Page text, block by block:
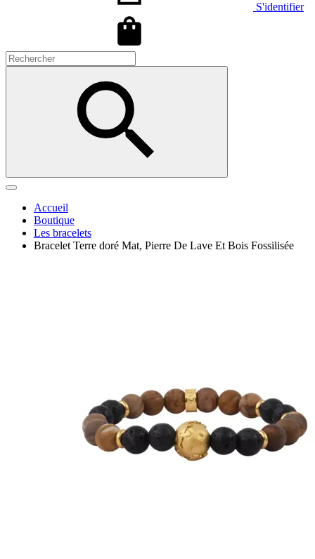
S'identifier
Accueil
Boutique
Les bracelets
Bracelet Terre doré Mat, Pierre De Lave Et Bois Fossilisée